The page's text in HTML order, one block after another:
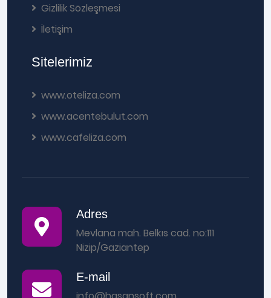
Gizlilik Sözleşmesi
İletişim
Sitelerimiz
www.oteliza.com
www.acentebulut.com
www.cafeliza.com
Adres
Mevlana mah. Belkıs cad. no:111
Nizip/Gaziantep
E-mail